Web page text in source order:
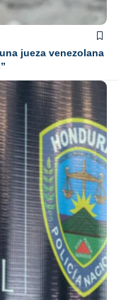
jueza venezolana